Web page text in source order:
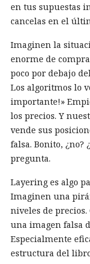
en tus supuestas
cancelas en el
Imaginen la
enorme de
poco por debajo
Los algoritmos lo
importante!»
los precios. Y
vende sus
falsa. Bonito, ¿no?
pregunta.
Layering es algo
Imaginen una
niveles de precios.
una imagen falsa
Especialmente
estructura del